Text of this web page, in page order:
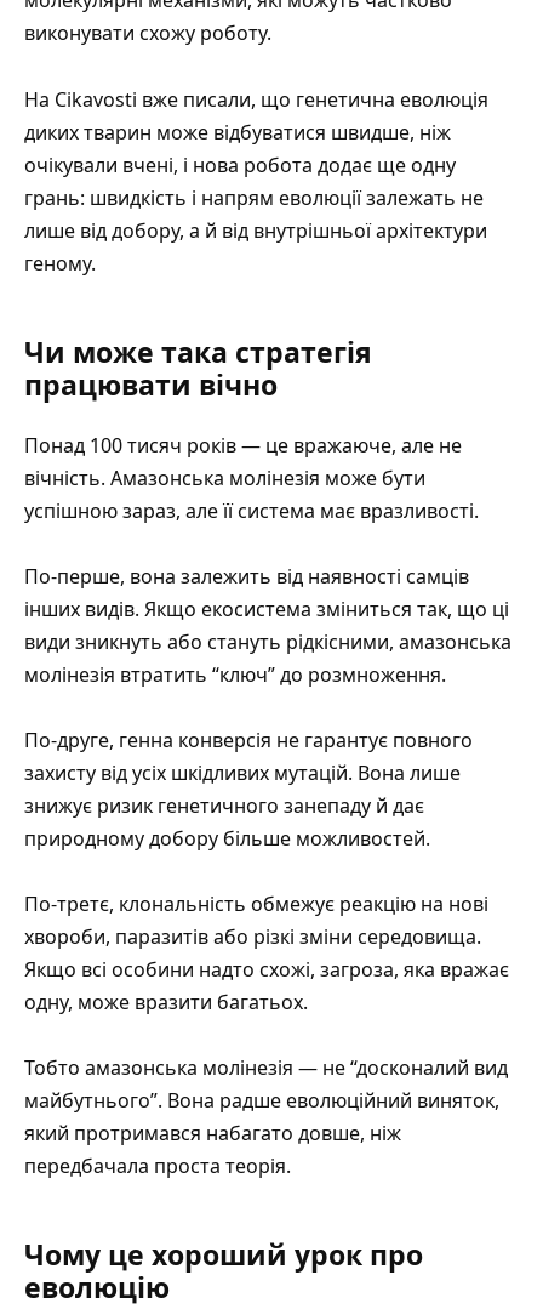
виконувати схожу роботу.
На Cikavosti вже писали, що генетична еволюція
диких тварин може відбуватися швидше, ніж
очікували вчені, і нова робота додає ще одну
грань: швидкість і напрям еволюції залежать не
лише від добору, а й від внутрішньої архітектури
геному.
Чи може така стратегія
працювати вічно
Понад 100 тисяч років — це вражаюче, але не
вічність. Амазонська молінезія може бути
успішною зараз, але її система має вразливості.
По-перше, вона залежить від наявності самців
інших видів. Якщо екосистема зміниться так, що ці
види зникнуть або стануть рідкісними, амазонська
молінезія втратить “ключ” до розмноження.
По-друге, генна конверсія не гарантує повного
захисту від усіх шкідливих мутацій. Вона лише
знижує ризик генетичного занепаду й дає
природному добору більше можливостей.
По-третє, клональність обмежує реакцію на нові
хвороби, паразитів або різкі зміни середовища.
Якщо всі особини надто схожі, загроза, яка вражає
одну, може вразити багатьох.
Тобто амазонська молінезія — не “досконалий вид
майбутнього”. Вона радше еволюційний виняток,
який протримався набагато довше, ніж
передбачала проста теорія.
Чому це хороший урок про
еволюцію